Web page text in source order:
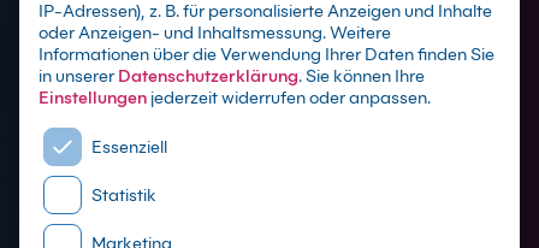
Adobe Dreamweaver
Schulungen
mit Zertifikat als Live online Training,
Präsenzseminar in Adobe-Schulungszentren
sowie maßgeschneiderte Firmen- oder Inhouse-
IP-Adressen), z. B. für personalisierte Anzeigen und Inhalte
oder Anzeigen- und Inhaltsmessung.Weitere
Informationen über die Verwendung Ihrer Daten finden Sie
in unserer Datenschutzerklärung.Sie können Ihre
Einstellungen jederzeit widerrufen oder anpassen.
Es folgt eine Liste der Service-Gruppen, für die eine
Essenziell
Statistik
Marketing